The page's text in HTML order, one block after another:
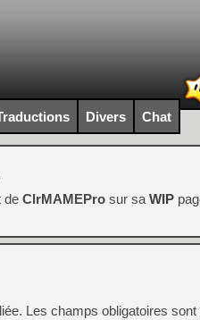
Divers Chat
de ClrMAMEPro sur sa WIP
Les champs obligatoires